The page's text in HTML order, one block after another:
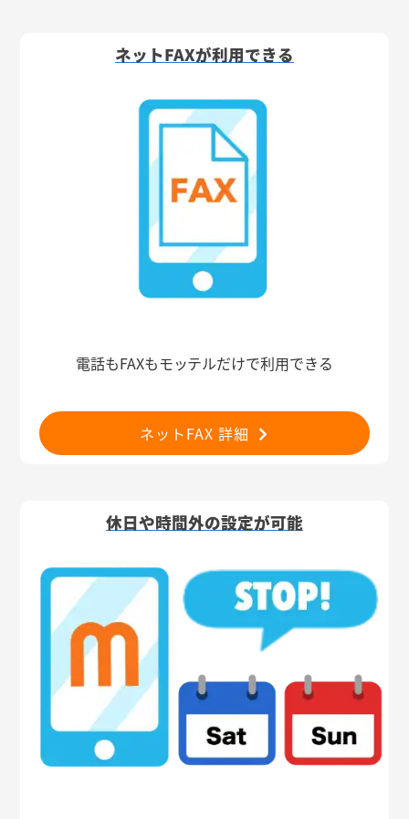
ネットFAXが利用できる
電話もFAXもモッテルだけで利用できる
ネットFAX 詳細
休日や時間外の設定が可能